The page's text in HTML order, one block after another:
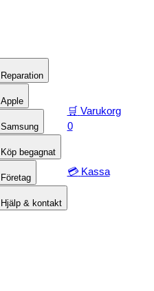
Reparation
Apple
Samsung
Köp begagnat
Företag
Hjälp & kontakt
🛒 Varukorg
0
💳 Kassa